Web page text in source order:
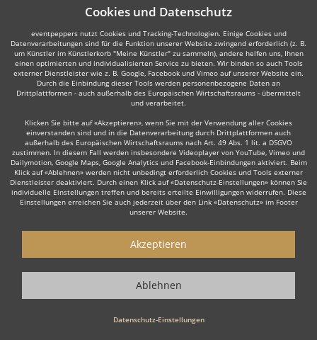
Weiter
Manche dieser Live-Musiker bieten ihre Dienste auch in
Altenburg,Meißen,Aschersleben,Staßfurt,Döbelnoder
Haldensleben.
Live-Musiker gesucht?
Sie sind auf der Suche nach einem Live Musiker, der Ihr Event zu
einem einzigartigen Erlebnis macht? Dann sind Sie hier genau
Musik zur Hochzeit oder die energiegeladene Performance einer
Cookies und Datenschutz
eventpeppers nutzt Cookies und Tracking-Technologien. Einige Cookies und
Datenverarbeitungen sind für die Funktion unserer Website zwingend erforderlich (z. B.
um Künstler im Künstlerkorb "Meine Künstler" zu sammeln), andere helfen uns, Ihnen
einen optimierten und individualisierten Service zu bieten. Wir binden so auch Tools
externer Dienstleister wie z. B. Google, Facebook und Vimeo auf unserer Website ein.
Durch die Einbindung dieser Tools werden personenbezogene Daten an
Drittplattformen - auch außerhalb des Europäischen Wirtschaftsraums - übermittelt
und verarbeitet.
Klicken Sie bitte auf «Akzeptieren», wenn Sie mit der Verwendung aller Cookies
einverstanden sind und in die Datenverarbeitung durch Drittplattformen auch
außerhalb des Europäischen Wirtschaftsraums nach Art. 49 Abs. 1 lit. a DSGVO
zustimmen. In diesem Fall werden insbesondere Videoplayer von YouTube, Vimeo und
Dailymotion, Google Maps, Google Analytics und Facebook-Einbindungen aktiviert. Beim
Klick auf «Ablehnen» werden nicht unbedingt erforderlich Cookies und Tools externer
Dienstleister deaktiviert. Durch einen Klick auf «Datenschutz-Einstellungen» können Sie
individuelle Einstellungen treffen und bereits erteilte Einwilligungen widerrufen. Diese
Einstellungen erreichen Sie auch jederzeit über den Link «Datenschutz» im Footer
unserer Website.
Datenschutz-Einstellungen
Akzeptieren
Ablehnen